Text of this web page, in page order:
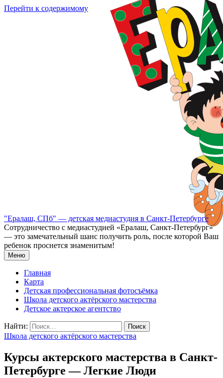
Перейти к содержимому
"Ералаш, СПб" — детская медиастудия в Санкт-Петербурге
Сотрудничество с медиастудией «Epaлаш, Санкт-Петербург»
— это замечательный шанс получить роль, после которой Ваш
ребенок проснется знаменитым!
Меню
Главная
Карта
Детская профессиональная фотосъёмка
Школа детского актёрского мастерства
Детское актерское агентство
Найти:
Школа детского актёрского мастерства
Курсы актерского мастерства в Санкт-
Петербурге — Легкие Люди